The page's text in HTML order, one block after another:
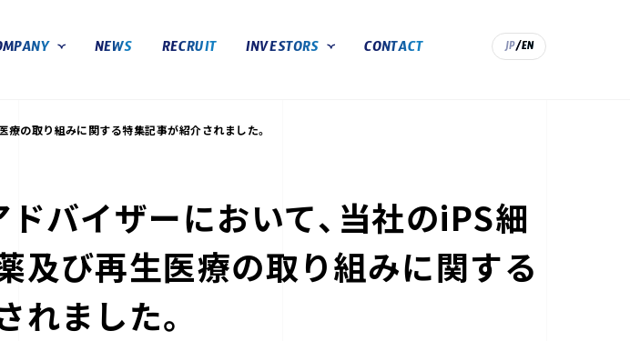
ジメント体制
NEWS RECRUIT INVESTORS
トップメッセージ
IRカレンダー
CONTACT JP/EN
の取り組みに関する特集記事が紹介されました。
ドバイザーにおいて、当社のiPS細
及び再生医療の取り組みに関する
れました。